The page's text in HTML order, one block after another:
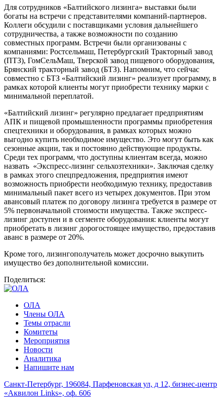
Для сотрудников «Балтийского лизинга» выставки были
богаты на встречи с представителями компаний-партнеров.
Коллеги обсудили с поставщиками условия дальнейшего
сотрудничества, а также возможности по созданию
совместных программ. Встречи были организованы с
компаниями: Ростсельмаш, Петербургский Тракторный завод
(ПТЗ), ГомСельМаш, Тверской завод пищевого оборудования,
Брянский тракторный завод (БТЗ). Напомним, что сейчас
совместно с БТЗ «Балтийский лизинг» реализует программу, в
рамках которой клиенты могут приобрести технику марки с
минимальной переплатой.
«Балтийский лизинг» регулярно предлагает предприятиям
АПК и пищевой промышленности программы приобретения
спецтехники и оборудования, в рамках которых можно
выгодно купить необходимое имущество. Это могут быть как
сезонные акции, так и постоянно действующие продукты.
Среди тех программ, что доступны клиентам всегда, можно
назвать «Экспресс-лизинг сельхозтехники». Заключая сделку
в рамках этого спецпредложения, предприятия имеют
возможность приобрести необходимую технику, предоставив
минимальный пакет всего из четырех документов. При этом
авансовый платеж по договору лизинга требуется в размере от
5% первоначальной стоимости имущества. Также экспресс-
лизинг доступен и в сегменте оборудования: клиенты могут
приобретать в лизинг дорогостоящее имущество, предоставив
аванс в размере от 20%.
Кроме того, лизингополучатель может досрочно выкупить
имущество без дополнительной комиссии.
Поделиться:
ОЛА
Члены ОЛА
Темы отрасли
Комитеты
Мероприятия
Новости
Аналитика
Напишите нам
Санкт-Петербург, 196084, Парфеновская ул, д 12, бизнес-центр
«Аквилон Links», оф. 606